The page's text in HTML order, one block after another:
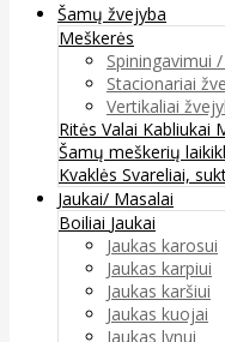
Šamų žvejyba
Meškerės
Spiningavimui
Stacionariai
Vertikaliai
Ritės Valai Kabliukai
Šamų meškerių
Kvaklės Svareliai,
Jaukai/ Masalai
Boiliai Jaukai
Jaukas karosui
Jaukas karpiui
Jaukas karšiui
Jaukas kuojai
Jaukas lynui